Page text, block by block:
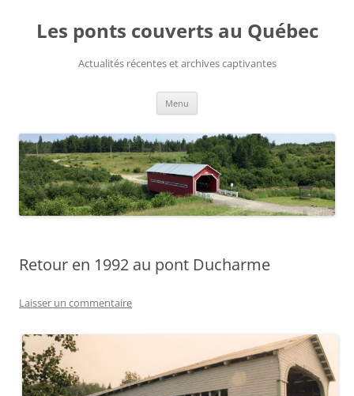
contenu
Les ponts couverts au Québec
Actualités récentes et archives captivantes
Menu
Retour en 1992 au pont Ducharme
Laisser un commentaire